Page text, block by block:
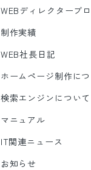
WEBディレクターブ
制作実績
WEB社長日記
ホームページ制作につ
検索エンジンについて
マニュアル
IT関連ニュース
お知らせ